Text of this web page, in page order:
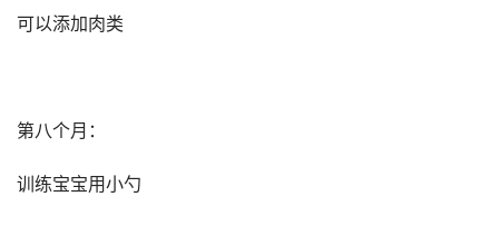
可以添加肉类
第八个月：
训练宝宝用小勺